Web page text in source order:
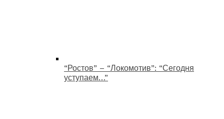
“Ростов” – “Локомотив”: “Сегодня
уступаем…”